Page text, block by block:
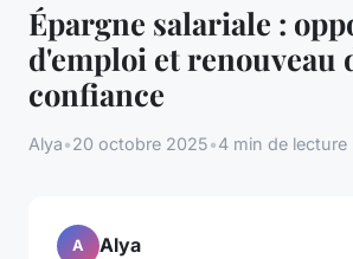
Épargne salariale :
d'emploi et renouveau
confiance
Alya•20 octobre 2025•4 min de lecture
A Alya